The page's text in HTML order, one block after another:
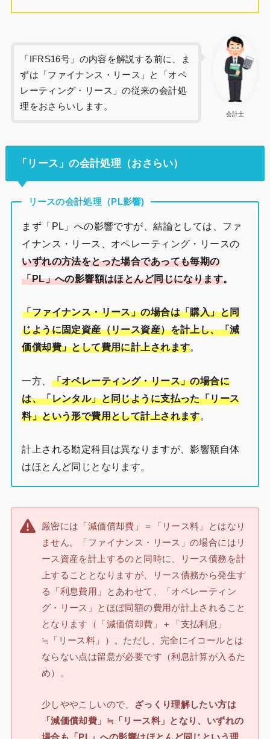
会計士
「IFRS16号」の内容を解説する前に、ま
ずは「ファイナンス・リース」と「オペ
レーティング・リース」の従来の会計処
理をおさらいします。
「リース」の会計処理（おさらい）
リースの会計処理（PL影響)
まず「PL」への影響ですが、結論としては、ファ
イナンス・リース、オペレーティング・リースの
いずれの方法をとった場合であっても毎期の
「PL」への影響額はほとんど同じになります。
「ファイナンス・リース」の場合は「購入」と同
じように固定資産（リース資産）を計上し、「減
価償却費」として費用に計上されます。
一方、 「オペレーティング・リース」の場合に
は、「レンタル」と同じように支払った「リース
料」という形で費用として計上されます。
計上される勘定科目は異なりますが、影響額自体
はほとんど同じとなります。
厳密には「減価償却費」＝「リース料」とはなり
ません。「ファイナンス・リース」の場合にはリ
ース資産を計上するのと同時に、リース債務を計
上することとなりますが、リース債務から発生す
る「利息費用」とあわせて、「オペレーティン
グ・リース」とほぼ同額の費用が計上されること
となります（「減価償却費」＋「支払利息」
≒「リース料」）。ただし、完全にイコールとは
ならない点は留意が必要です（利息計算が入るた
め）。
少しややこしいので、
ざっくり理解したい方は
「減価償却費」≒「リース料」となり、いずれの
場合も「PL」への影響はほとんど同じという理